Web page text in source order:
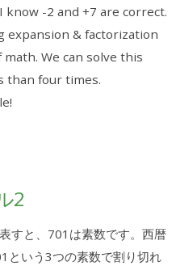
know -2 and +7 are correct.
expansion & factorization
We can solve this
than four times.
2
すと、701は素数です。西暦
という3つの素数で割り切れ